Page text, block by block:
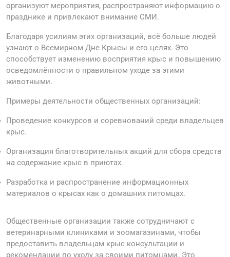
организуют мероприятия, распространяют информацию о
празднике и привлекают внимание СМИ.
Благодаря усилиям этих организаций, всё больше людей
узнают о Всемирном Дне Крысы и его целях. Это
способствует изменению восприятия крыс и повышению
осведомлённости о правильном уходе за этими
животными.
Примеры деятельности общественных организаций:
Проведение конкурсов и соревнований среди владельцев
крыс.
Организация благотворительных акций для сбора средств
на содержание крыс в приютах.
Разработка и распространение информационных
материалов о крысах как о домашних питомцах.
Общественные организации также сотрудничают с
ветеринарными клиниками и зоомагазинами, чтобы
предоставить владельцам крыс консультации и
рекомендации по уходу за своими питомцами. Это